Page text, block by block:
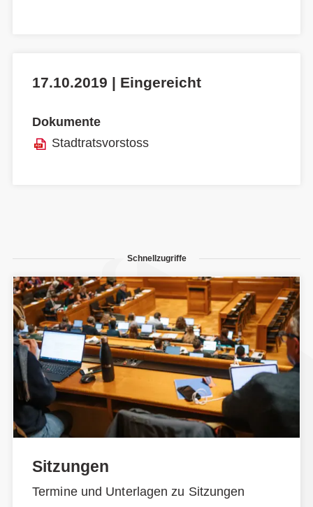
17.10.2019 | Eingereicht
Dokumente
Stadtratsvorstoss
Schnellzugriffe
Sitzungen
Termine und Unterlagen zu Sitzungen